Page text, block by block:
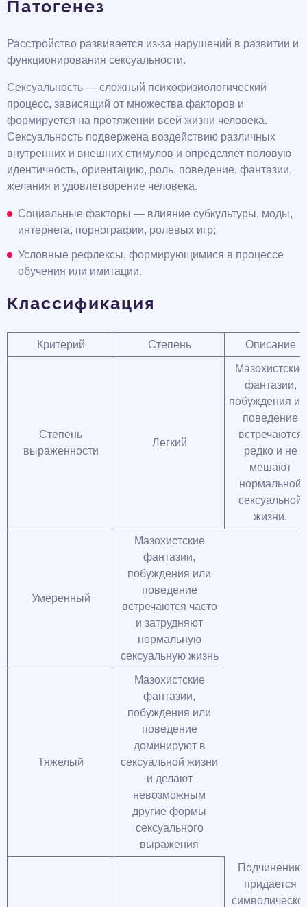
Патогенез
Расстройство развивается из-за нарушений в развитии и
функционирования сексуальности.
Сексуальность — сложный психофизиологический
процесс, зависящий от множества факторов и
формируется на протяжении всей жизни человека.
Сексуальность подвержена воздействию различных
внутренних и внешних стимулов и определяет половую
идентичность, ориентацию, роль, поведение, фантазии,
желания и удовлетворение человека.
Социальные факторы — влияние субкультуры, моды,
интернета, порнографии, ролевых игр;
Условные рефлексы, формирующимися в процессе
обучения или имитации.
Классификация
Критерий Степень Описание
Степень
выраженности
Легкий
Мазохистские
фантазии,
побуждения
поведение
встречаются
редко и не
мешают
нормальной
сексуальной
жизни.
Умеренный
Мазохистские
фантазии,
побуждения или
поведение
встречаются часто
и затрудняют
нормальную
сексуальную жизнь
Тяжелый
Мазохистские
фантазии,
побуждения или
поведение
доминируют в
сексуальной жизни
и делают
невозможным
другие формы
сексуального
выражения
Подчинению
придается